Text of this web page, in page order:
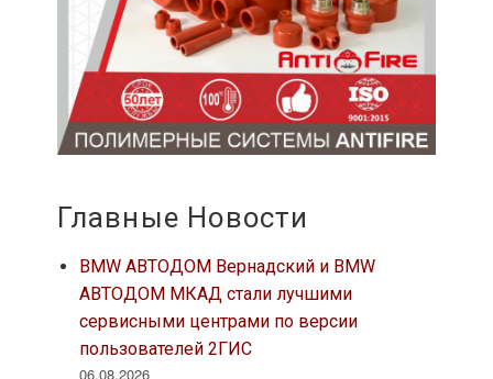
Главные Новости
BMW АВТОДОМ Вернадский и BMW
АВТОДОМ МКАД стали лучшими
сервисными центрами по версии
пользователей 2ГИС
06.08.2026